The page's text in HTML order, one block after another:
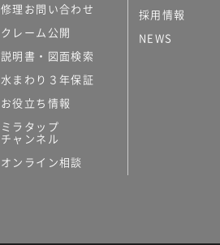
修理お問い合わせ
クレーム公開
説明書・図面検索
水まわり３年保証
お役立ち情報
ミラタップ
チャンネル
オンライン相談
採用情報
NEWS